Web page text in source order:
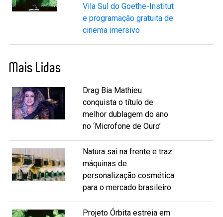
Vila Sul do Goethe-Institut
e programação gratuita de
cinema imersivo
Mais Lidas
Drag Bia Mathieu
conquista o título de
melhor dublagem do ano
no ‘Microfone de Ouro’
Natura sai na frente e traz
máquinas de
personalização cosmética
para o mercado brasileiro
Projeto Órbita estreia em